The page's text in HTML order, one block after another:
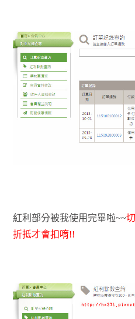
紅利部分被我使用完畢啦~~
折抵才會扣唷!!